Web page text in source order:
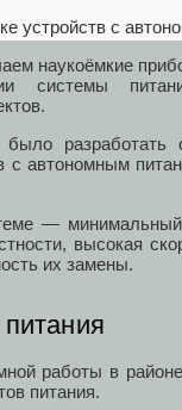
устройств с
наукоёмкие
системы
разработать
с автономным
—
высокая
их замены.
работы в
питания.